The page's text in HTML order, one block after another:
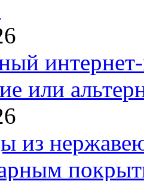
или
из